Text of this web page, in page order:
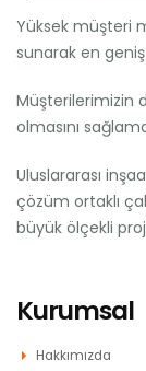
Yüksek müşteri
sunarak en
Müşterilerimizin
olmasını
Uluslararası
çözüm ortaklı
büyük ölçekli
Kurumsal
Hakkımızda